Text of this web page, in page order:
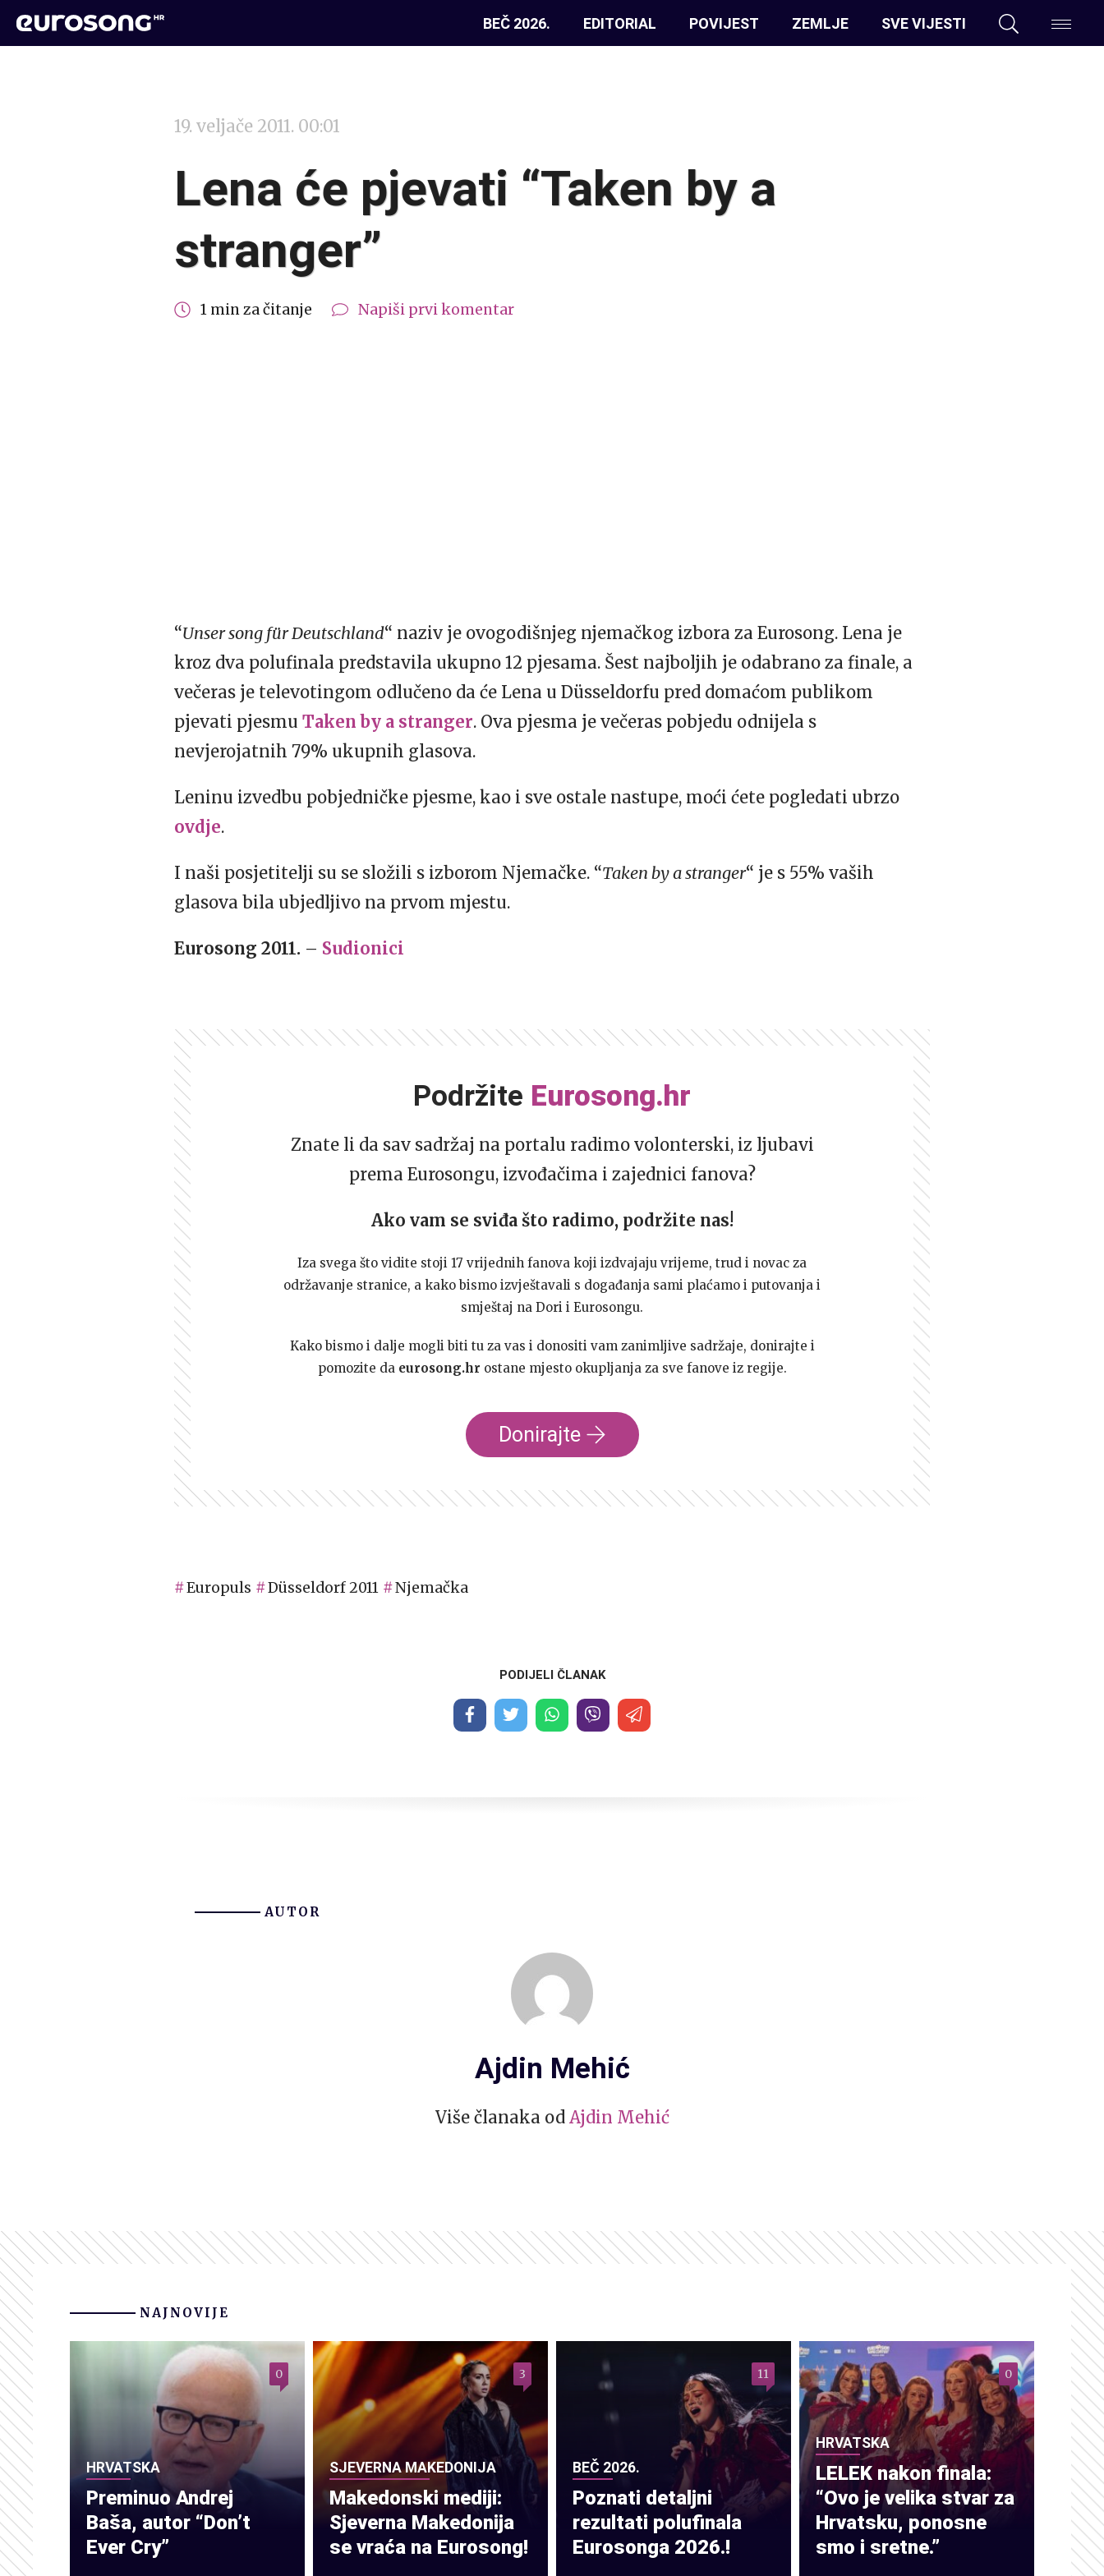
BEČ 2026. EDITORIAL POVIJEST ZEMLJE SVE VIJESTI
19. veljače 2011. 00:01
Lena će pjevati “Taken by a
stranger”
1 min za čitanje Napiši prvi komentar
“Unser song für Deutschland“ naziv je ovogodišnjeg njemačkog izbora za Eurosong. Lena je
kroz dva polufinala predstavila ukupno 12 pjesama. Šest najboljih je odabrano za finale, a
večeras je televotingom odlučeno da će Lena u Düsseldorfu pred domaćom publikom
pjevati pjesmu Taken by a stranger. Ova pjesma je večeras pobjedu odnijela s
nevjerojatnih 79% ukupnih glasova.
Leninu izvedbu pobjedničke pjesme, kao i sve ostale nastupe, moći ćete pogledati ubrzo
ovdje.
I naši posjetitelji su se složili s izborom Njemačke. “Taken by a stranger“ je s 55% vaših
glasova bila ubjedljivo na prvom mjestu.
Eurosong 2011. – Sudionici
Podržite Eurosong.hr
Znate li da sav sadržaj na portalu radimo volonterski, iz ljubavi
prema Eurosongu, izvođačima i zajednici fanova?
Ako vam se sviđa što radimo, podržite nas!
Iza svega što vidite stoji 17 vrijednih fanova koji izdvajaju vrijeme, trud i novac za
održavanje stranice, a kako bismo izvještavali s događanja sami plaćamo i putovanja i
smještaj na Dori i Eurosongu.
Kako bismo i dalje mogli biti tu za vas i donositi vam zanimljive sadržaje, donirajte i
pomozite da eurosong.hr ostane mjesto okupljanja za sve fanove iz regije.
Donirajte
Europuls Düsseldorf 2011 Njemačka
PODIJELI ČLANAK
AUTOR
Ajdin Mehić
Više članaka od Ajdin Mehić
NAJNOVIJE
HRVATSKA
Preminuo Andrej
Baša, autor “Don’t
Ever Cry”
0
SJEVERNA MAKEDONIJA
Makedonski mediji:
Sjeverna Makedonija
se vraća na Eurosong!
3
BEČ 2026.
Poznati detaljni
rezultati polufinala
Eurosonga 2026.!
11
HRVATSKA
LELEK nakon finala:
“Ovo je velika stvar za
Hrvatsku, ponosne
smo i sretne.”
0